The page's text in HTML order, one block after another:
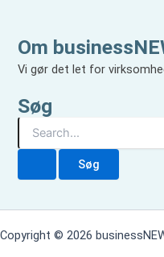
Om
Vi gør det let for
Søg
r
Copyright © 2026